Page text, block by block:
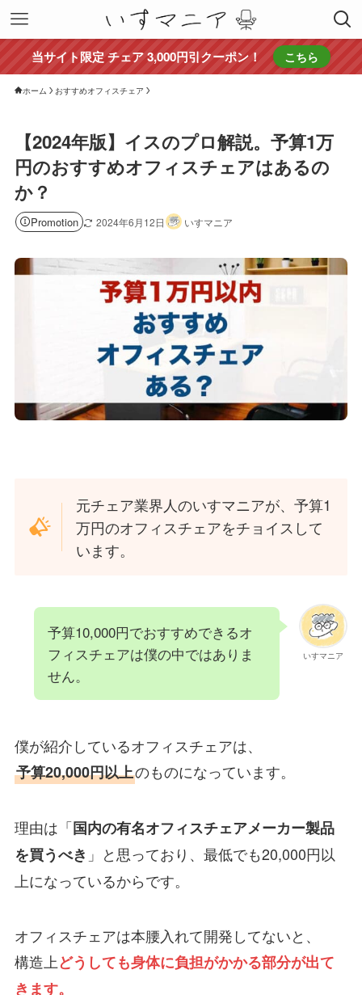
当サイト限定 チェア 3,000円引クーポン！ こちら
ホーム おすすめオフィスチェア
【2024年版】イスのプロ解説。予算1万
円のおすすめオフィスチェアはあるの
か？
Promotion 2024年6月12日 いすマニア
元チェア業界人のいすマニアが、予算1
万円のオフィスチェアをチョイスして
います。
いすマニア
予算10,000円でおすすめできるオ
フィスチェアは僕の中ではありま
せん。
僕が紹介しているオフィスチェアは、
予算20,000円以上のものになっています。
理由は「国内の有名オフィスチェアメーカー製品
を買うべき 」と思っており、最低でも20,000円以
上になっているからです。
オフィスチェアは本腰入れて開発してないと、
構造上どうしても身体に負担がかかる部分が出て
きます。